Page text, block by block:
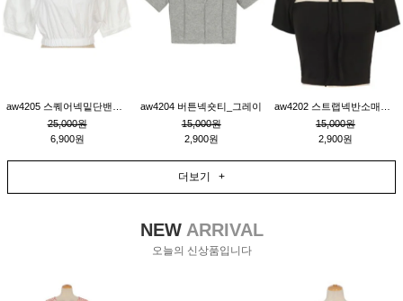
25,000원
6,900원
aw4204 버튼넥숏티_그레이
15,000원
2,900원
15,000원
2,900원
더보기 +
NEWARRIVAL
오늘의 신상품입니다